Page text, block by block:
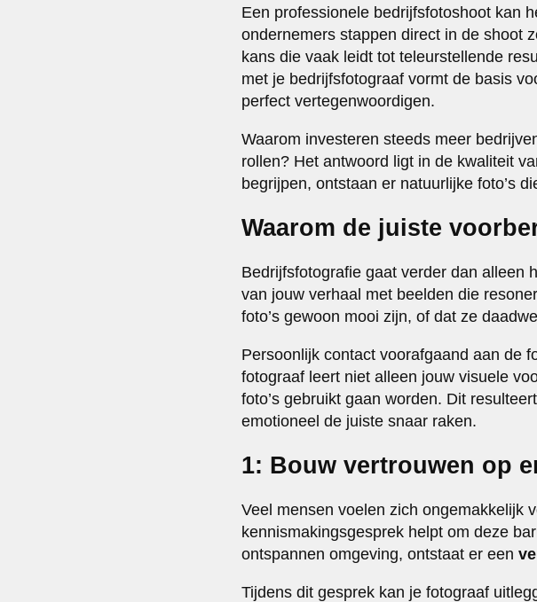
Een professionele bedrijfsfotoshoot kan
ondernemers stappen direct in de shoot
kans die vaak leidt tot teleurstellende
met je bedrijfsfotograaf vormt de basis
perfect vertegenwoordigen.
Waarom investeren steeds meer
rollen? Het antwoord ligt in de kwaliteit
begrijpen, ontstaan er natuurlijke foto’s
Waarom de juiste
Bedrijfsfotografie gaat verder dan alleen
van jouw verhaal met beelden die
foto’s gewoon mooi zijn, of dat ze
Persoonlijk contact voorafgaand aan de
fotograaf leert niet alleen jouw visuele
foto’s gebruikt gaan worden. Dit
emotioneel de juiste snaar raken.
1: Bouw vertrouwen op
Veel mensen voelen zich ongemakkelijk
kennismakingsgesprek helpt om deze
ontspannen omgeving, ontstaat er een
Tijdens dit gesprek kan je fotograaf